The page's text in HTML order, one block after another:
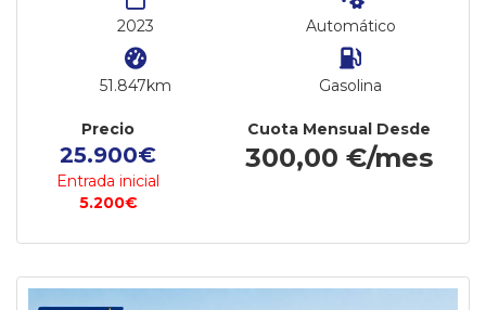
2023
51.847km
Automático
Gasolina
Precio
25.900€
Entrada inicial
5.200€
Cuota Mensual Desde
300,00 €/mes